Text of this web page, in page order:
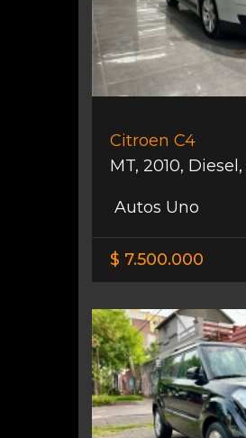
Citroen C4
MT, 2010, Diesel ,
Autos Uno
$ 7.500.000